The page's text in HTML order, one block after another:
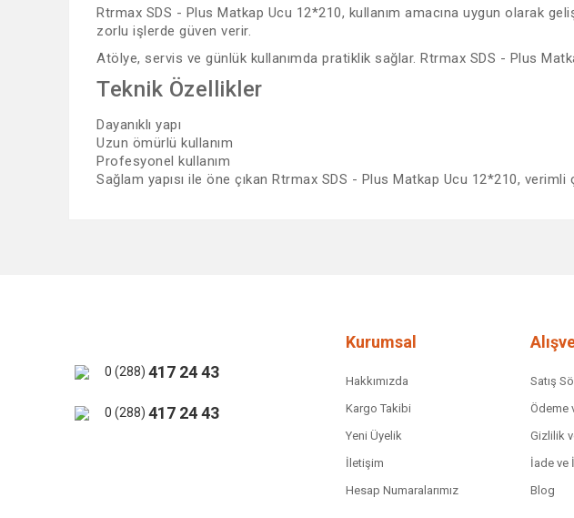
Rtrmax SDS - Plus Matkap Ucu 12*210, kullanım amacına uygun olarak
zorlu işlerde güven verir.
Atölye, servis ve günlük kullanımda pratiklik sağlar. Rtrmax SDS - Plus
Teknik Özellikler
Dayanıklı yapı
Uzun ömürlü kullanım
Profesyonel kullanım
Sağlam yapısı ile öne çıkan Rtrmax SDS - Plus Matkap Ucu 12*210, verimli
Bu ürüne benzer farklı alternatifler olmalı.
0 (288) 417 24 43
0 (288) 417 24 43
Kurumsal
Hakkımızda
Kargo Takibi
Yeni Üyelik
İletişim
Hesap Numaralarımız
Satış
Ödeme
Gizlilik
İade ve
Blog